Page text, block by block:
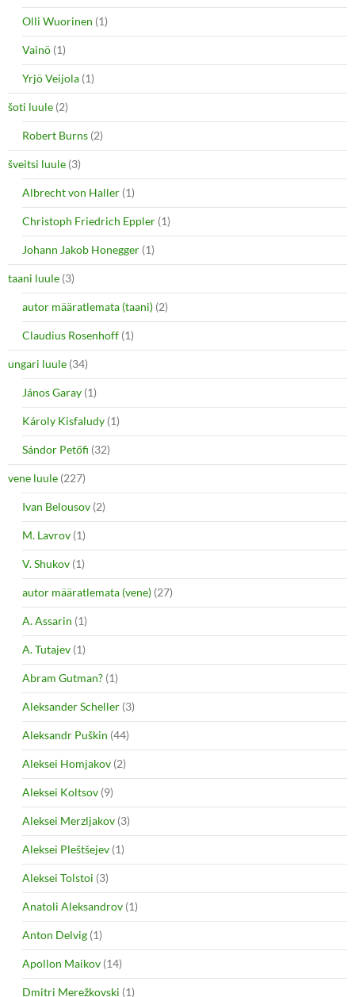
Olli Wuorinen (1)
Vainö (1)
Yrjö Veijola (1)
šoti luule (2)
Robert Burns (2)
šveitsi luule (3)
Albrecht von Haller (1)
Christoph Friedrich Eppler (1)
Johann Jakob Honegger (1)
taani luule (3)
autor määratlemata (taani) (2)
Claudius Rosenhoff (1)
ungari luule (34)
János Garay (1)
Károly Kisfaludy (1)
Sándor Petőfi (32)
vene luule (227)
Ivan Belousov (2)
M. Lavrov (1)
V. Shukov (1)
autor määratlemata (vene) (27)
A. Assarin (1)
A. Tutajev (1)
Abram Gutman? (1)
Aleksander Scheller (3)
Aleksandr Puškin (44)
Aleksei Homjakov (2)
Aleksei Koltsov (9)
Aleksei Merzljakov (3)
Aleksei Pleštšejev (1)
Aleksei Tolstoi (3)
Anatoli Aleksandrov (1)
Anton Delvig (1)
Apollon Maikov (14)
Dmitri Merežkovski (1)